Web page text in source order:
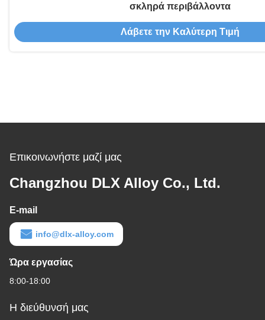
σκληρά περιβάλλοντα
Λάβετε την Καλύτερη Τιμή
Επικοινωνήστε μαζί μας
Changzhou DLX Alloy Co., Ltd.
E-mail
info@dlx-alloy.com
Ώρα εργασίας
8:00-18:00
Η διεύθυνσή μας